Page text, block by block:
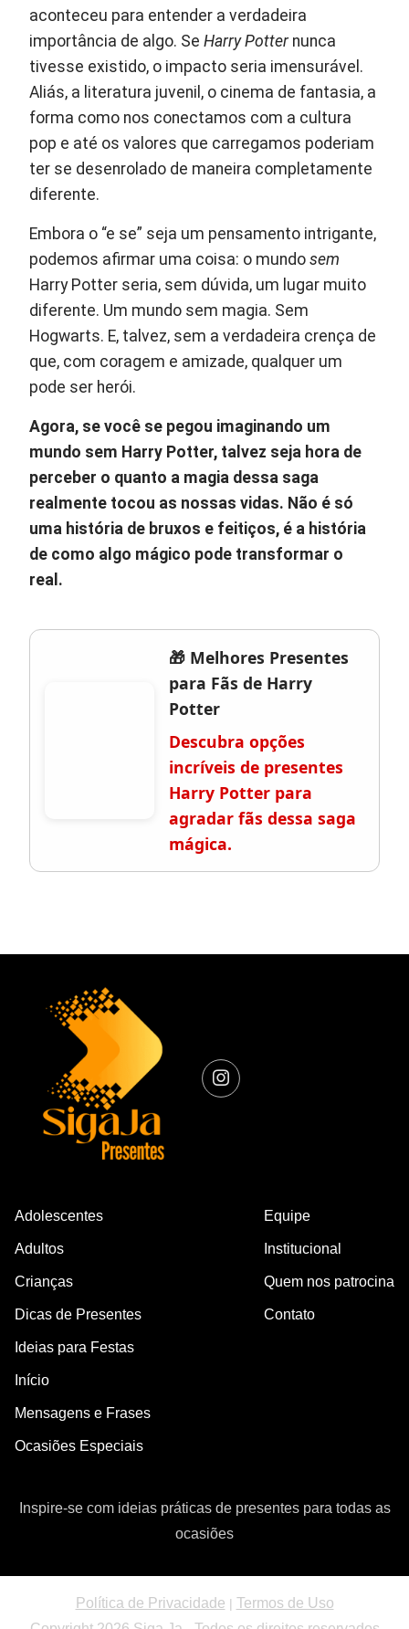
aconteceu para entender a verdadeira
importância de algo. SeHarry Potternunca
tivesse existido, o impacto seria imensurável.
Aliás, a literatura juvenil, o cinema de fantasia, a
forma como nos conectamos com a cultura
pop e até os valores que carregamos poderiam
ter se desenrolado de maneira completamente
diferente.
Embora o “e se” seja um pensamento intrigante,
podemos afirmar uma coisa: o mundosem
Harry Potter seria, sem dúvida, um lugar muito
diferente. Um mundo sem magia. Sem
Hogwarts. E, talvez, sem a verdadeira crença de
que, com coragem e amizade, qualquer um
pode ser herói.
Agora, se você se pegou imaginando um
mundo sem Harry Potter, talvez seja hora de
perceber o quanto a magia dessa saga
realmente tocou as nossas vidas. Não é só
uma história de bruxos e feitiços, é a história
de como algo mágico pode transformar o
real.
🎁 Melhores Presentes
para Fãs de Harry
Potter
Descubra opções
incríveis de presentes
Harry Potter para
agradar fãs dessa saga
mágica.
Adolescentes
Adultos
Crianças
Dicas de Presentes
Ideias para Festas
Início
Mensagens e Frases
Ocasiões Especiais
Equipe
Institucional
Quem nos patrocina
Contato
Inspire-se com ideias práticas de presentes para todas as
ocasiões
Política de Privacidade | Termos de Uso